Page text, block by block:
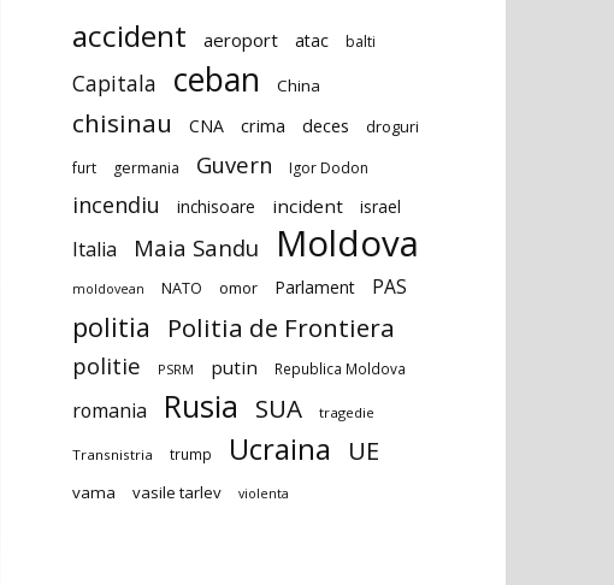
accident aeroport atac balti
Capitala ceban China
chisinau CNA crima deces droguri
furt germania Guvern Igor Dodon
incendiu inchisoare incident israel
Italia Maia Sandu Moldova
moldovean NATO omor Parlament PAS
politia Politia de Frontiera
politie PSRM putin Republica Moldova
romania Rusia SUA tragedie
Transnistria trump Ucraina UE
vama vasile tarlev violenta